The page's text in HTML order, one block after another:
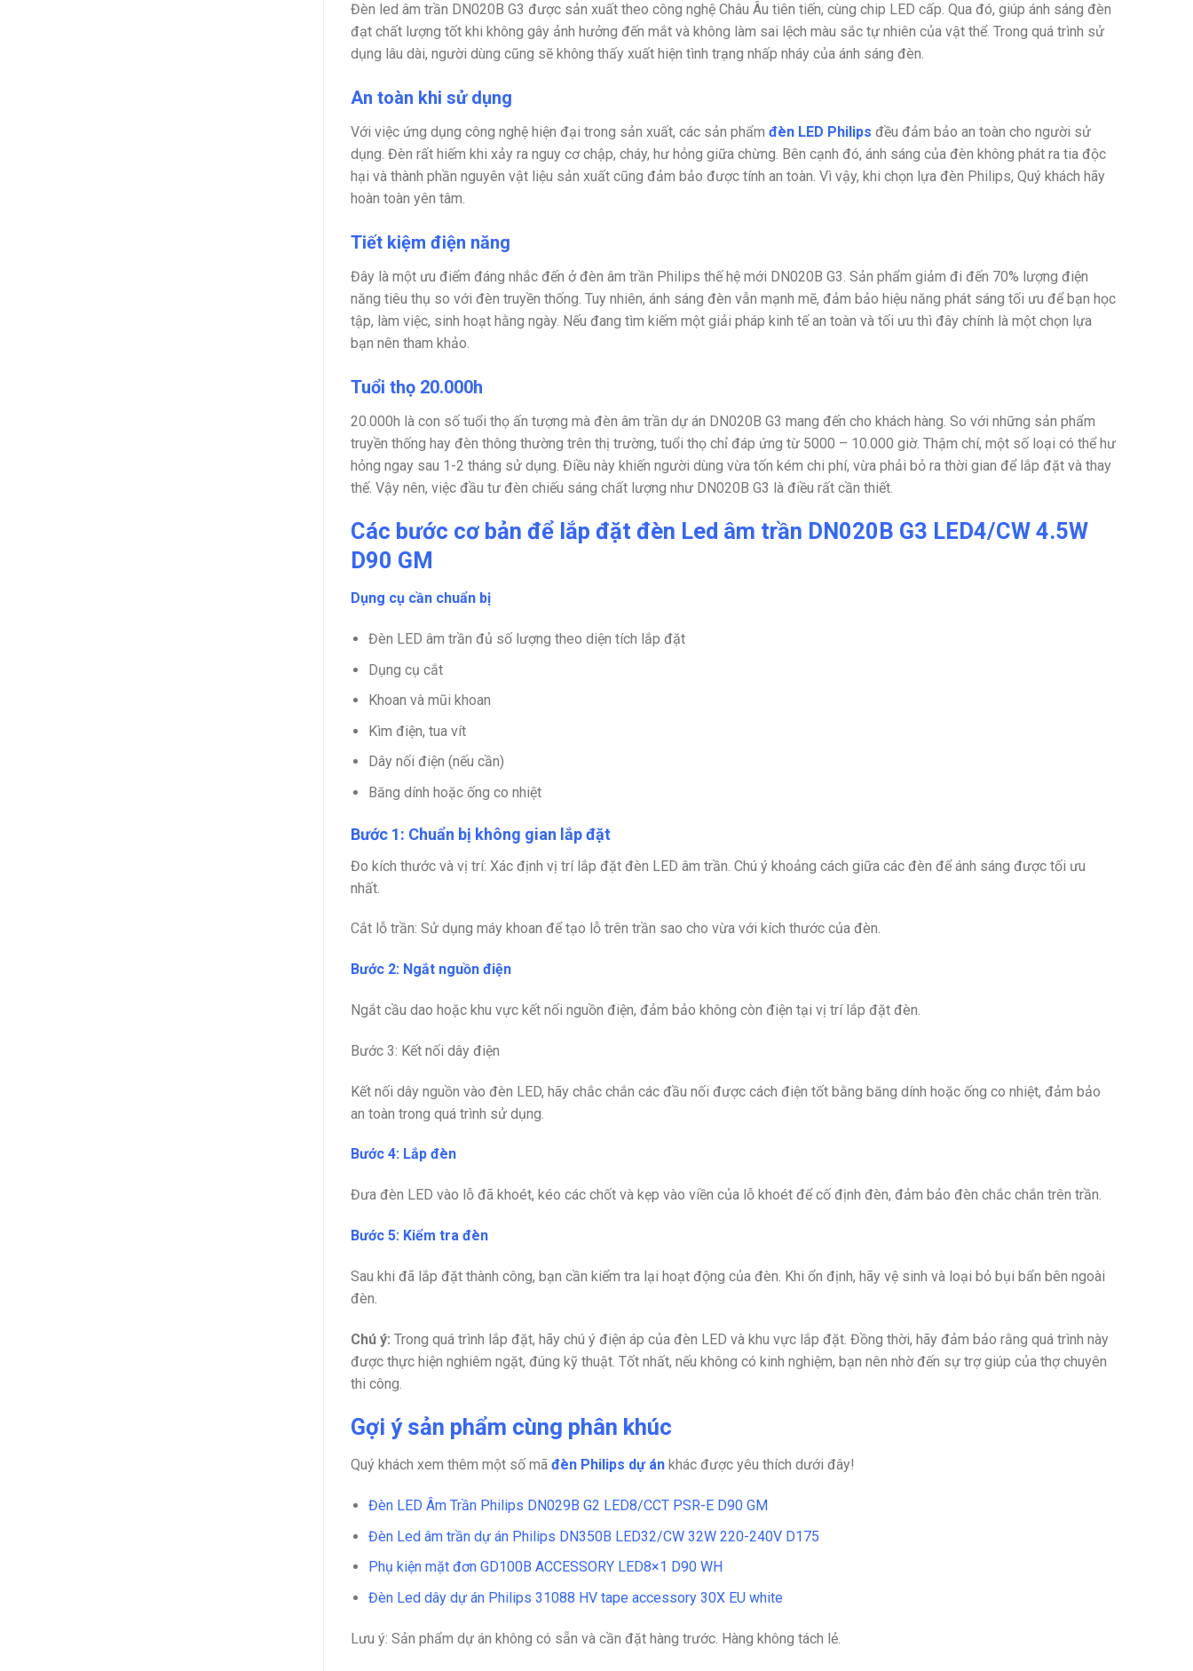
Đèn led âm trần DN020B G3 được sản xuất theo công nghệ Châu Âu tiên tiến, cùng chip LED cấp. Qua đó, giúp ánh sáng đèn
đạt chất lượng tốt khi không gây ảnh hưởng đến mắt và không làm sai lệch màu sắc tự nhiên của vật thể. Trong quá trình sử
dụng lâu dài, người dùng cũng sẽ không thấy xuất hiện tình trạng nhấp nháy của ánh sáng đèn.
An toàn khi sử dụng
Với việc ứng dụng công nghệ hiện đại trong sản xuất, các sản phẩm đèn LED Philips đều đảm bảo an toàn cho người sử
dụng. Đèn rất hiếm khi xảy ra nguy cơ chập, cháy, hư hỏng giữa chừng. Bên cạnh đó, ánh sáng của đèn không phát ra tia độc
hại và thành phần nguyên vật liệu sản xuất cũng đảm bảo được tính an toàn. Vì vậy, khi chọn lựa đèn Philips, Quý khách hãy
hoàn toàn yên tâm.
Tiết kiệm điện năng
Đây là một ưu điểm đáng nhắc đến ở đèn âm trần Philips thế hệ mới DN020B G3. Sản phẩm giảm đi đến 70% lượng điện
năng tiêu thụ so với đèn truyền thống. Tuy nhiên, ánh sáng đèn vẫn mạnh mẽ, đảm bảo hiệu năng phát sáng tối ưu để bạn học
tập, làm việc, sinh hoạt hằng ngày. Nếu đang tìm kiếm một giải pháp kinh tế an toàn và tối ưu thì đây chính là một chọn lựa
bạn nên tham khảo.
Tuổi thọ 20.000h
20.000h là con số tuổi thọ ấn tượng mà đèn âm trần dự án DN020B G3 mang đến cho khách hàng. So với những sản phẩm
truyền thống hay đèn thông thường trên thị trường, tuổi thọ chỉ đáp ứng từ 5000 – 10.000 giờ. Thậm chí, một số loại có thể hư
hỏng ngay sau 1-2 tháng sử dụng. Điều này khiến người dùng vừa tốn kém chi phí, vừa phải bỏ ra thời gian để lắp đặt và thay
thế. Vậy nên, việc đầu tư đèn chiếu sáng chất lượng như DN020B G3 là điều rất cần thiết.
Các bước cơ bản để lắp đặt đèn Led âm trần DN020B G3 LED4/CW 4.5W
D90 GM
Dụng cụ cần chuẩn bị
Đèn LED âm trần đủ số lượng theo diện tích lắp đặt
Dụng cụ cắt
Khoan và mũi khoan
Kìm điện, tua vít
Dây nối điện (nếu cần)
Băng dính hoặc ống co nhiệt
Bước 1: Chuẩn bị không gian lắp đặt
Đo kích thước và vị trí: Xác định vị trí lắp đặt đèn LED âm trần. Chú ý khoảng cách giữa các đèn để ánh sáng được tối ưu
nhất.
Cắt lỗ trần: Sử dụng máy khoan để tạo lỗ trên trần sao cho vừa với kích thước của đèn.
Bước 2: Ngắt nguồn điện
Ngắt cầu dao hoặc khu vực kết nối nguồn điện, đảm bảo không còn điện tại vị trí lắp đặt đèn.
Bước 3: Kết nối dây điện
Kết nối dây nguồn vào đèn LED, hãy chắc chắn các đầu nối được cách điện tốt bằng băng dính hoặc ống co nhiệt, đảm bảo
an toàn trong quá trình sử dụng.
Bước 4: Lắp đèn
Đưa đèn LED vào lỗ đã khoét, kéo các chốt và kẹp vào viền của lỗ khoét để cố định đèn, đảm bảo đèn chắc chắn trên trần.
Bước 5: Kiểm tra đèn
Sau khi đã lắp đặt thành công, bạn cần kiểm tra lại hoạt động của đèn. Khi ổn định, hãy vệ sinh và loại bỏ bụi bẩn bên ngoài
đèn.
Chú ý: Trong quá trình lắp đặt, hãy chú ý điện áp của đèn LED và khu vực lắp đặt. Đồng thời, hãy đảm bảo rằng quá trình này
được thực hiện nghiêm ngặt, đúng kỹ thuật. Tốt nhất, nếu không có kinh nghiệm, bạn nên nhờ đến sự trợ giúp của thợ chuyên
thi công.
Gợi ý sản phẩm cùng phân khúc
Quý khách xem thêm một số mã đèn Philips dự ánkhác được yêu thích dưới đây!
Đèn LED Âm Trần Philips DN029B G2 LED8/CCT PSR-E D90 GM
Đèn Led âm trần dự án Philips DN350B LED32/CW 32W 220-240V D175
Phụ kiện mặt đơn GD100B ACCESSORY LED8×1 D90 WH
Đèn Led dây dự án Philips 31088 HV tape accessory 30X EU white
Lưu ý: Sản phẩm dự án không có sẵn và cần đặt hàng trước. Hàng không tách lẻ.